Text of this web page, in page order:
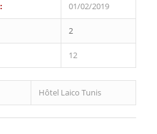
01/02/2019
2
12
Hôtel Laico Tunis